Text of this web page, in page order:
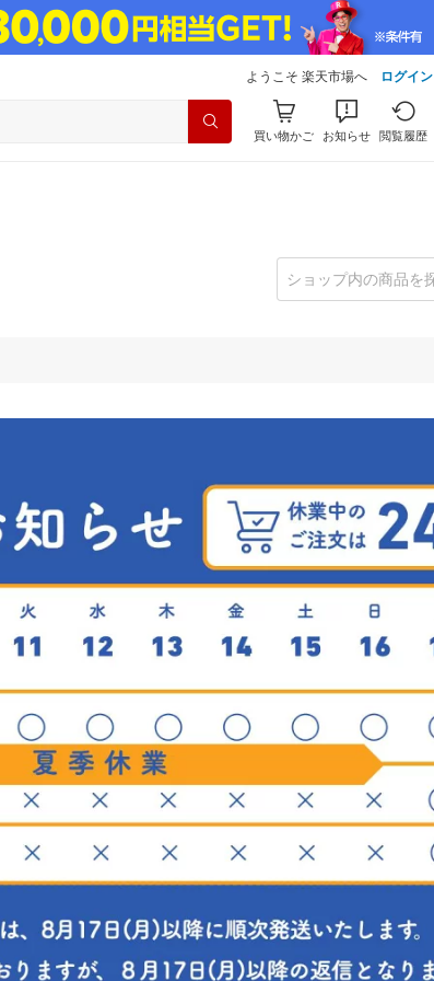
ようこそ 楽天市場へ ログイン
買い物かご お知らせ 閲覧履歴